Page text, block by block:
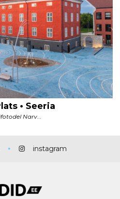
instagram